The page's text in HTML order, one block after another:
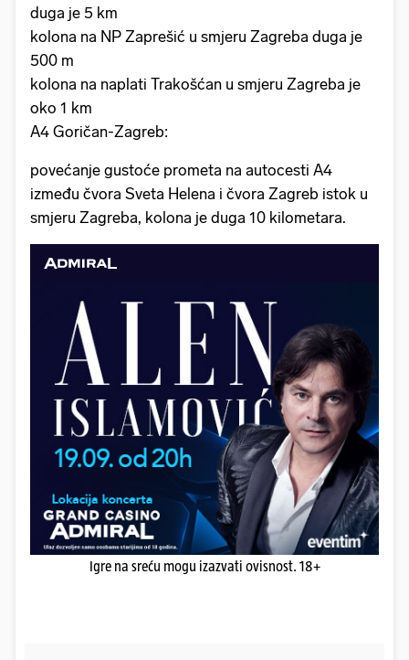
duga je 5 km
kolona na NP Zaprešić u smjeru Zagreba duga je
500 m
kolona na naplati Trakošćan u smjeru Zagreba je
oko 1 km
A4 Goričan-Zagreb:
povećanje gustoće prometa na autocesti A4
između čvora Sveta Helena i čvora Zagreb istok u
smjeru Zagreba, kolona je duga 10 kilometara.
Igre na sreću mogu izazvati ovisnost. 18+